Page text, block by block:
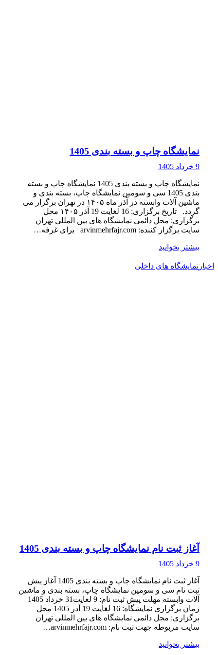
نمایشگاه چاپ و بسته بندی 1405
9 خرداد 1405
نمایشگاه چاپ و بسته بندی 1405 نمایشگاه چاپ و بسته
بندی 1405 سی و سومین نمایشگاه چاپ، بسته بندی و
ماشین آلات وابسته در آذر ماه ۱۴۰۵ در تهران برگزار می
گردد. تاریخ برگزاری: 16 لغایت 19 آذر ۱۴۰۵ محل
برگزاری: محل دائمی نمایشگاه های بین المللی تهران
سایت برگزار کننده: arvinmehrfajr.com برای غرفه…
بیشتر بخوانید
اخبار نمایشگاه های داخلی
آغاز ثبت نام نمایشگاه چاپ و بسته بندی 1405
9 خرداد 1405
آغاز ثبت نام نمایشگاه چاپ و بسته بندی 1405 آغاز پیش
ثبت نام سی و سومین نمایشگاه چاپ، بسته بندی و ماشین
آلات وابسته مهلت پیش ثبت نام: 9 لغایت31 خرداد 1405
زمان برگزاری نمایشگاه: 16 لغایت 19 آذر 1405 محل
برگزاری: محل دائمی نمایشگاه های بین المللی تهران
سایت مربوطه جهت ثبت نام: arvinmehrfajr.com…
بیشتر بخوانید